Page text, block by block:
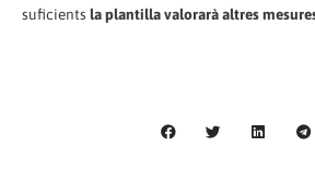
suficients la plantilla valorarà altres